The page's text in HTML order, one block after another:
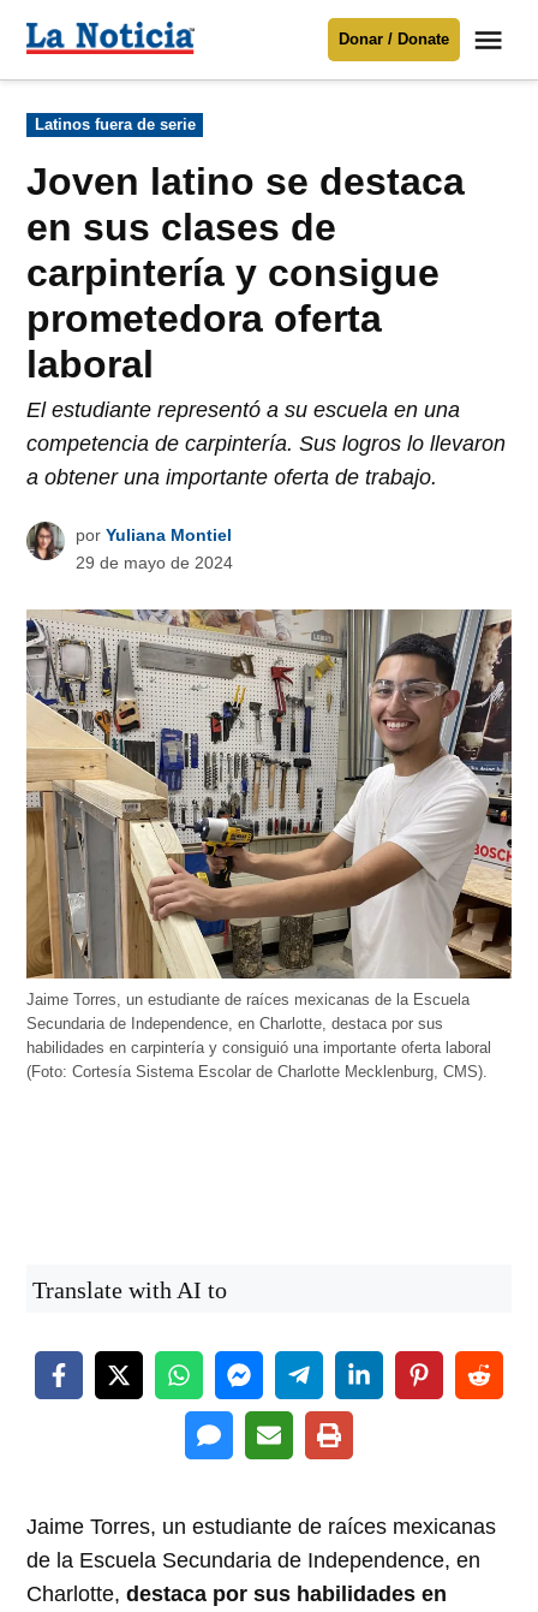
Para mantenerte informado necesitamos
Donar
contenido
Noticia
Donar / Donate
Publicado
en
Latinos fuera de serie
Joven latino se destaca
en sus clases de
carpintería y consigue
prometedora oferta
laboral
El estudiante representó a su escuela en una
competencia de carpintería. Sus logros lo llevaron
a obtener una importante oferta de trabajo.
por Yuliana Montiel
29 de mayo de 2024
Jaime Torres, un estudiante de raíces mexicanas de la Escuela
Secundaria de Independence, en Charlotte, destaca por sus
habilidades en carpintería y consiguió una importante oferta laboral
(Foto: Cortesía Sistema Escolar de Charlotte Mecklenburg, CMS).
Translate with AI to
Jaime Torres, un estudiante de raíces mexicanas
de la Escuela Secundaria de Independence, en
Charlotte,destaca por sus habilidades en